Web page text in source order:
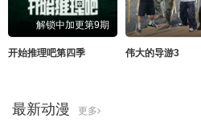
解锁中加更第9期
开始推理吧第四季 伟大的导游3
最新动漫 更多